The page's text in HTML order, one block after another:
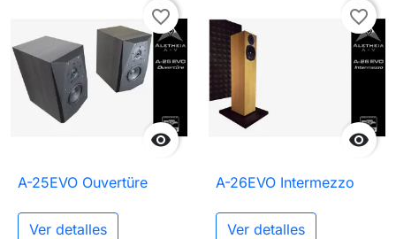

favorite_border
A-25EVO Ouvertüre
Ver detalles

favorite_border
A-26EVO Intermezzo
Ver detalles